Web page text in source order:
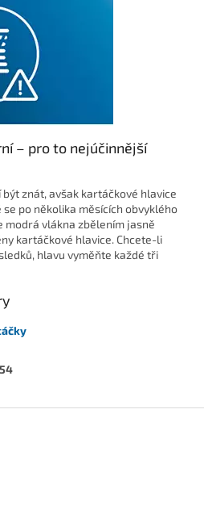
– pro to nejúčinnější
znát, avšak kartáčkové hlavice
po několika měsících obvyklého
modrá vlákna zbělením jasně
kartáčkové hlavice. Chcete-li
hlavu vyměňte každé tři